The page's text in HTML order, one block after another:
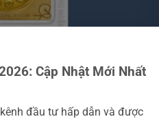
Cập Nhật Mới Nhất
đầu tư hấp dẫn và được